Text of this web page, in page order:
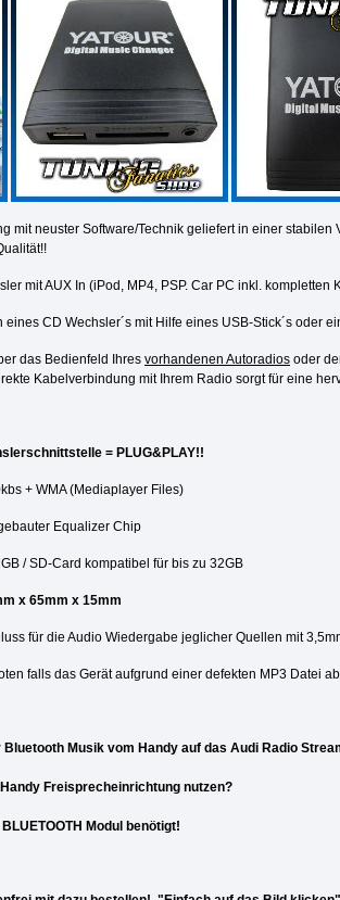
mit neuster Software/Technik geliefert in einer
mit AUX In (iPod, MP4, PSP. Car PC inkl. kompletten
CD Wechsler´s mit Hilfe eines USB-Stick´s oder
das Bedienfeld Ihres vorhandenen Autoradios oder
Kabelverbindung mit Ihrem Radio sorgt für eine
= PLUG&PLAY!!
+ WMA (Mediaplayer Files)
Equalizer Chip
/SD-Card kompatibel für bis zu 32GB
x 65mm x 15mm
für die Audio Wiedergabe jeglicher Quellen mit
falls das Gerät aufgrund einer defekten MP3 Datei
Musik vom Handy auf das Audi Radio
Freisprecheinrichtung nutzen?
Modul benötigt!